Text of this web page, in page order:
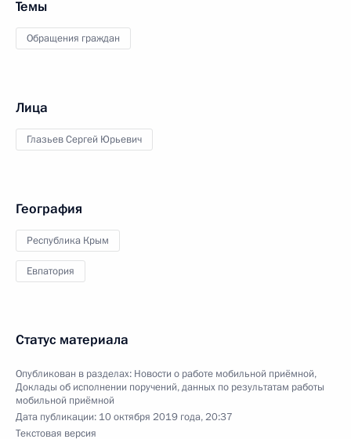
Темы
Обращения граждан
Лица
Глазьев Сергей Юрьевич
География
Республика Крым
Евпатория
Статус материала
Опубликован в разделах: Новости о работе мобильной приёмной,
Доклады об исполнении поручений, данных по результатам работы
мобильной приёмной
Дата публикации: 10 октября 2019 года, 20:37
Текстовая версия